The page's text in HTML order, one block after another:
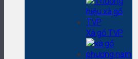
Xà gồ TVP